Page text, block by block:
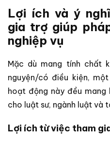
Lợi ích và ý
gia trợ giúp
nghiệp vụ
Mặc dù mang tính chất
nguyện/có điều kiện,
hoạt động này đều
cho luật sư, ngành luật và
Lợi ích từ việc tham